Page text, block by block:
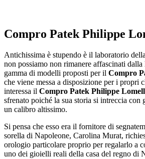
Compro Patek Philippe
Antichissima è stupendo è il laboratorio
non possiamo non rimanere affascinati
gamma di modelli proposti per il Compro
che viene messa a disposizione per i propri
interessa il Compro Patek Philippe
sfrenato poiché la sua storia si intreccia
un calibro altissimo.
Si pensa che esso era il fornitore di
sorella di Napoleone, Carolina Murat,
orologio particolare proprio per regalarlo a
uno dei gioielli reali della casa del regno di